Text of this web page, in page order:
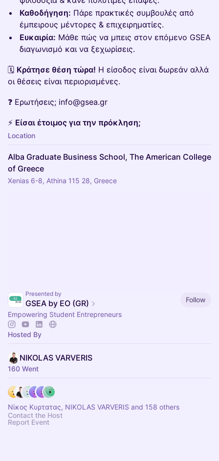
Καθοδήγηση: Πάρε πρακτικές συμβουλές από
έμπειρους μέντορες & επιχειρηματίες.
Ευκαιρία: Μάθε πώς να μπεις στον επόμενο GSEA
διαγωνισμό και να ξεχωρίσεις.
🗓️ Κράτησε θέση τώρα! Η είσοδος είναι δωρεάν αλλά
οι θέσεις είναι περιορισμένες.
❓ Ερωτήσεις; info@gsea.gr
⚡ Είσαι έτοιμος για την πρόκληση;
Location
Alba Graduate Business School, The American College
of Greece
Xenias 6-8, Athina 115 28, Greece
Presented by
GSEA by EO (GR)
Follow
Empowering Student Entrepreneurs
Hosted By
NIKOLAS VARVERIS
160 Went
Νίκος Κυρτατας, NIKOLAS VARVERIS and 158 others
Contact the Host
Report Event